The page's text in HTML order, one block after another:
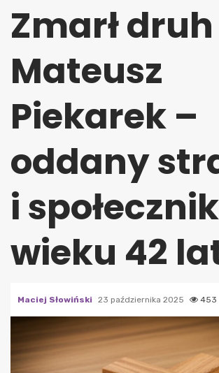
Zmarł druh
Mateusz
Piekarek –
oddany
i
wieku 42
Maciej Słowiński 23 października 2025 453